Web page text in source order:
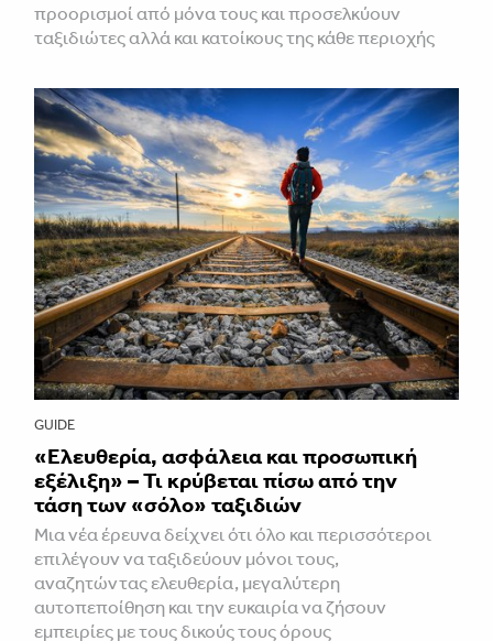
προορισμοί από μόνα τους και προσελκύουν
ταξιδιώτες αλλά και κατοίκους της κάθε περιοχής
GUIDE
«Ελευθερία, ασφάλεια και προσωπική
εξέλιξη» – Τι κρύβεται πίσω από την
τάση των «σόλο» ταξιδιών
Μια νέα έρευνα δείχνει ότι όλο και περισσότεροι
επιλέγουν να ταξιδεύουν μόνοι τους,
αναζητώντας ελευθερία, μεγαλύτερη
αυτοπεποίθηση και την ευκαιρία να ζήσουν
εμπειρίες με τους δικούς τους όρους